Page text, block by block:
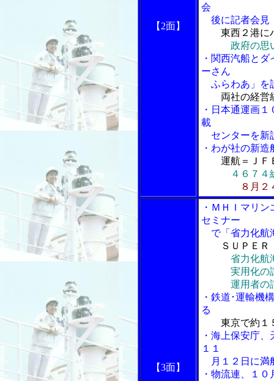
【2面】
会
後に記者会見
東西２港に
政府の思
・関西汽船と
ーさん
ふらわあ」を
両社の経営
・日本通運画
載
センターを新
・わが社の新造
運航＝ＪＦ
４６７４
８月２
【3面】
・ＭＨＩマリ
セミナー
で「省力化航
ＳＵＰＥ
省力化航
実用化の課
運用者の
・鉄道･運輸機
る
東京で約１
・海上保安庁
１１
月１２日に満
・物流連、１